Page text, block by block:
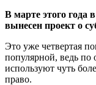
В марте этого года
вынесен проект о
Это уже четвертая
популярной, ведь
используют чуть
право.